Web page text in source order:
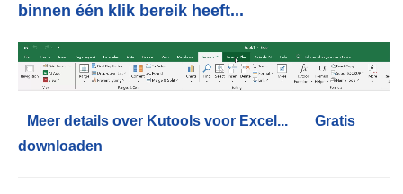
binnen één klik bereik heeft...
Meer details over Kutools voor Excel...
Gratis
downloaden